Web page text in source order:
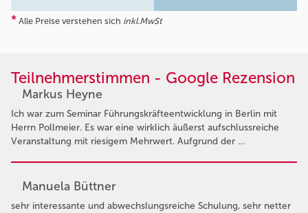
* Alle Preise verstehen sich inkl.MwSt
Teilnehmerstimmen - Google Rezension
Markus Heyne
Ich war zum Seminar Führungskräfteentwicklung in Berlin mit
Herrn Pollmeier. Es war eine wirklich äußerst aufschlussreiche
Veranstaltung mit riesigem Mehrwert. Aufgrund der …
Manuela Büttner
sehr interessante und abwechslungsreiche Schulung, sehr netter